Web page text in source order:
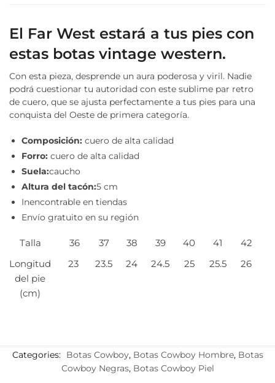
El Far West estará a tus pies con
estas botas vintage western.
Con esta pieza, desprende un aura poderosa y viril. Nadie
podrá cuestionar tu autoridad con este sublime par retro
de cuero, que se ajusta perfectamente a tus pies para una
conquista del Oeste de primera categoría.
Composición: cuero de alta calidad
Forro: cuero de alta calidad
Suela:caucho
Altura del tacón:5 cm
Inencontrable en tiendas
Envío gratuito en su región
Talla 36 37 38 39 40 41
42
Longitud
del pie
(cm)
23 23.5 24 24.5 25 25.5 26
Categories: Botas Cowboy, Botas Cowboy Hombre, Botas
Cowboy Negras, Botas Cowboy Piel